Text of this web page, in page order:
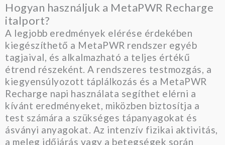
Hogyan használjuk a MetaPWR Recharge
italport?
A legjobb eredmények elérése érdekében
kiegészíthető a MetaPWR rendszer egyéb
tagjaival, és alkalmazható a teljes értékű
étrend részeként. A rendszeres testmozgás, a
kiegyensúlyozott táplálkozás és a MetaPWR
Recharge napi használata segíthet elérni a
kívánt eredményeket, miközben biztosítja a
test számára a szükséges tápanyagokat és
ásványi anyagokat. Az intenzív fizikai aktivitás,
a meleg időjárás vagy a betegségek során